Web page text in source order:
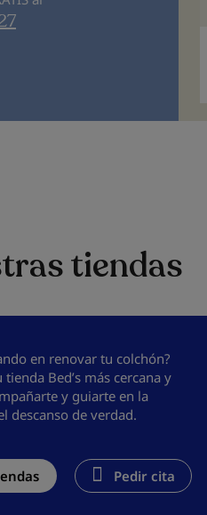
tiendas
en renovar tu colchón?
tienda Bed’s más cercana y
y guiarte en la
descanso de verdad.
Pedir cita